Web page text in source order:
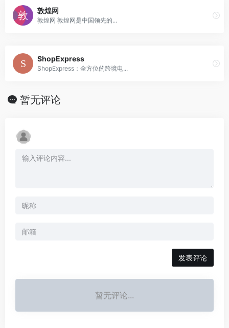
敦煌网
敦煌网 敦煌网是中国领先的...
ShopExpress
ShopExpress：全方位的跨境电...
暂无评论
发表评论
暂无评论...